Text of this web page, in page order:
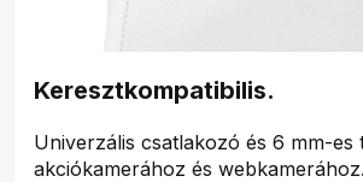
Keresztkompatibilis.
Univerzális csatlakozó és 6 mm-es
akciókamerához és webkamerához.